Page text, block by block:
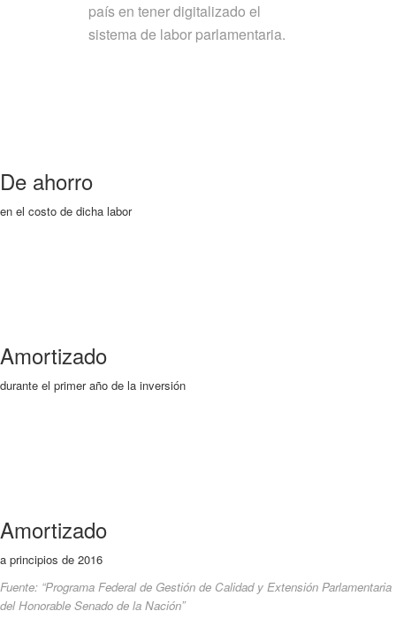
país en tener digitalizado el
sistema de labor parlamentaria.
De ahorro
en el costo de dicha labor
Amortizado
durante el primer año de la inversión
Amortizado
a principios de 2016
Fuente: “Programa Federal de Gestión de Calidad y Extensión Parlamentaria
del Honorable Senado de la Nación”